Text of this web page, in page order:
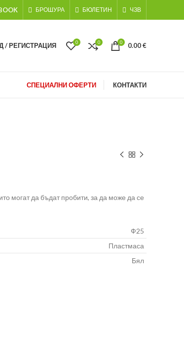
БРОШУРА БЮЛЕТИН ЧЗВ
/ РЕГИСТРАЦИЯ 0 0 0 0.00€
СПЕЦИАЛНИ ОФЕРТИ КОНТАКТИ
могат да бъдат пробити, за да може да се
Ф25
Пластмаса
Бял